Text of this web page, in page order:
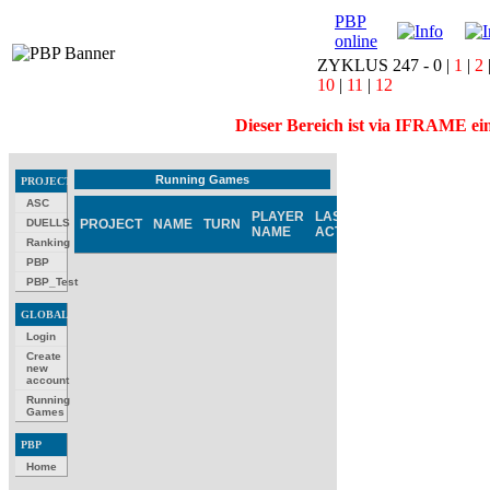
PBP
online
ZYKLUS 247 - 0 | 1 | 2
10 | 11 | 12
Dieser Bereich ist via IFRAME